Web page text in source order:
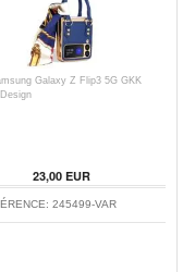
Galaxy Z Flip3 5G GKK
23,00EUR
245499-VAR